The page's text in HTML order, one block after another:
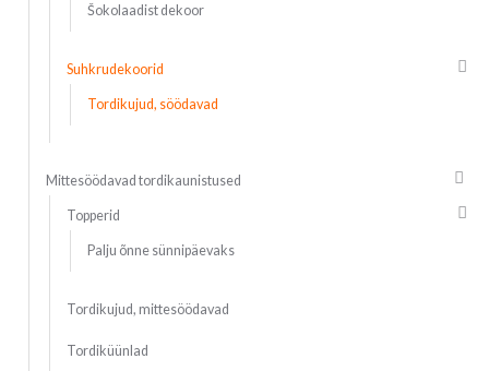
Šokolaadist dekoor
Suhkrudekoorid
Tordikujud, söödavad
Mittesöödavad tordikaunistused
Topperid
Palju õnne sünnipäevaks
Tordikujud, mittesöödavad
Tordiküünlad